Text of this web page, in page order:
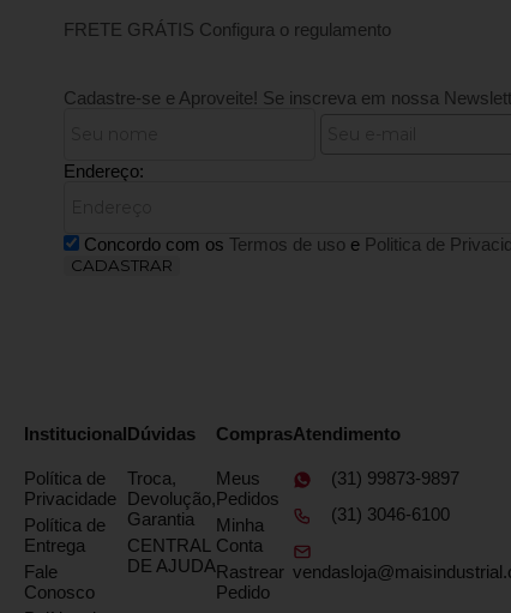
FRETE GRÁTIS Configura o regulamento
Cadastre-se e Aproveite! Se inscreva em nossa
Endereço:
Concordo com os Termos de uso e Politica de
CADASTRAR
Institucional
Política de
Privacidade
Política de
Entrega
Fale
Conosco
Dúvidas
Troca,
Devolução,
Garantia
CENTRAL
DE AJUDA
Compras
Meus
Pedidos
Minha
Conta
Rastrear
Pedido
Atendimento
(31) 99873-9897
(31) 3046-6100